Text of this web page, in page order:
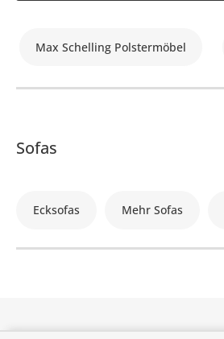
Max Schelling Polstermöbel
Sofas
Ecksofas Mehr Sofas